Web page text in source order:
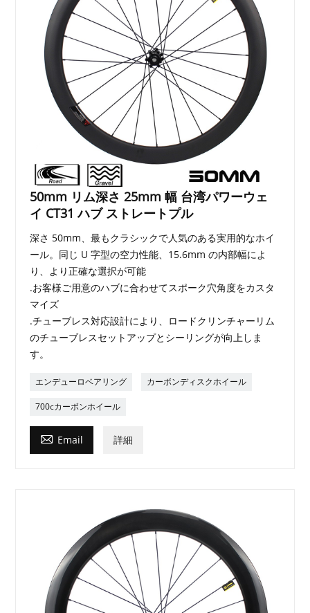
50mm リム深さ 25mm 幅 台湾パワーウェ
イ CT31 ハブ ストレートプル
深さ 50mm、最もクラシックで人気のある実用的なホイ
ール。同じ U 字型の空力性能、15.6mm の内部幅によ
り、より正確な選択が可能
.お客様ご用意のハブに合わせてスポーク穴角度をカスタ
マイズ
.チューブレス対応設計により、ロードクリンチャーリム
のチューブレスセットアップとシーリングが向上しま
す。
エンデューロベアリング カーボンディスクホイール
700cカーボンホイール
 Email 詳細